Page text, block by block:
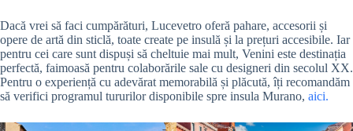
Dacă vrei să faci cumpărături, Lucevetro oferă pahare, accesorii și
opere de artă din sticlă, toate create pe insulă și la prețuri accesibile. Iar
pentru cei care sunt dispuși să cheltuie mai mult, Venini este destinația
perfectă, faimoasă pentru colaborările sale cu designeri din secolul XX.
Pentru o experiență cu adevărat memorabilă și plăcută, îți recomandăm
să verifici programul tururilor disponibile spre insula Murano, aici.